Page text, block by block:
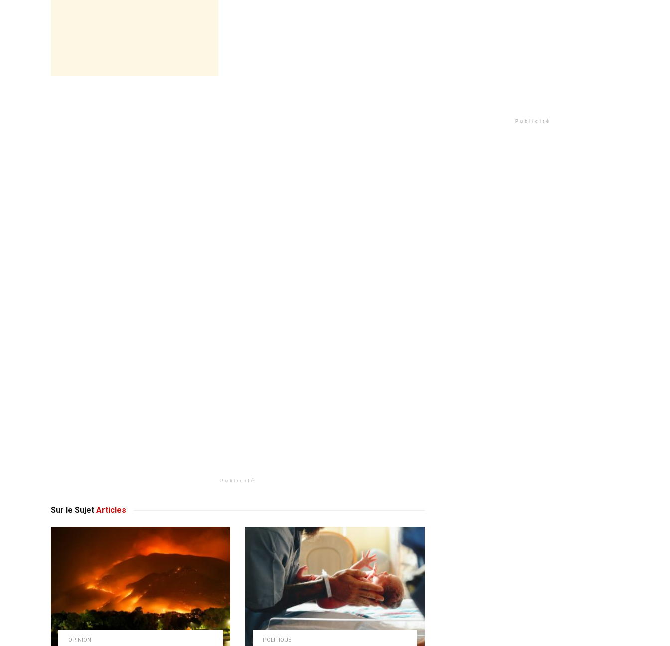
Publicité
Sur le Sujet Articles
OPINION POLITIQUE
Publicité